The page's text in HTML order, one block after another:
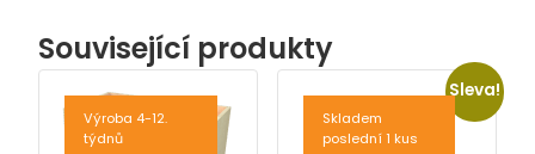
Související produkty
Výroba 4-12.
týdnů
Sleva!
Skladem
poslední 1 kus